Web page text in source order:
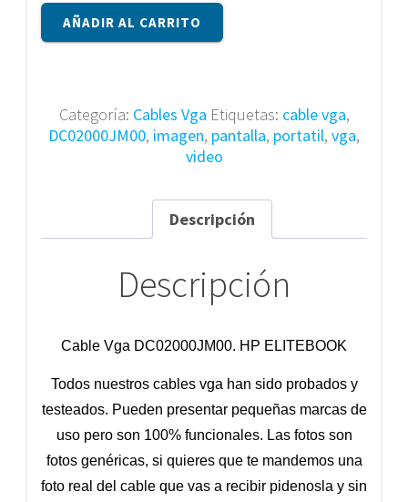
Cable
Vga
AÑADIR AL CARRITO
Categoría: Cables Vga Etiquetas: cable vga,
DC02000JM00, imagen, pantalla, portatil, vga,
video
Descripción
Descripción
Cable Vga DC02000JM00. HP ELITEBOOK
Todos nuestros cables vga han sido probados y
testeados. Pueden presentar pequeñas marcas de
uso pero son 100% funcionales. Las fotos son
fotos genéricas, si quieres que te mandemos una
foto real del cable que vas a recibir pidenosla y sin